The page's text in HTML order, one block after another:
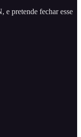
e pretende fechar esse